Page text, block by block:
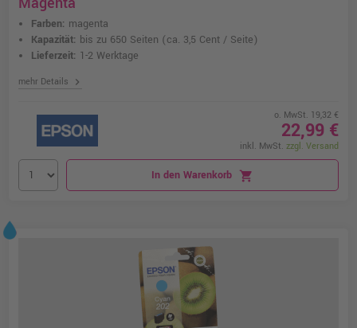
Farben: magenta
Kapazität: bis zu 650 Seiten (ca. 3,5 Cent / Seite)
Lieferzeit: 1-2 Werktage
mehr Details chevron_right
o. MwSt. 19,32 €
22,99 €
inkl. MwSt. zzgl. Versand
In den Warenkorb shopping_cart